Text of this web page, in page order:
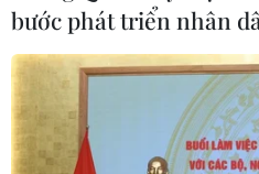
TP Hồ Chí Minh: Cứu 3 trẻ
đông máu do ăn phải thịt
10/08/2026 13:15
bước phát triển nhân